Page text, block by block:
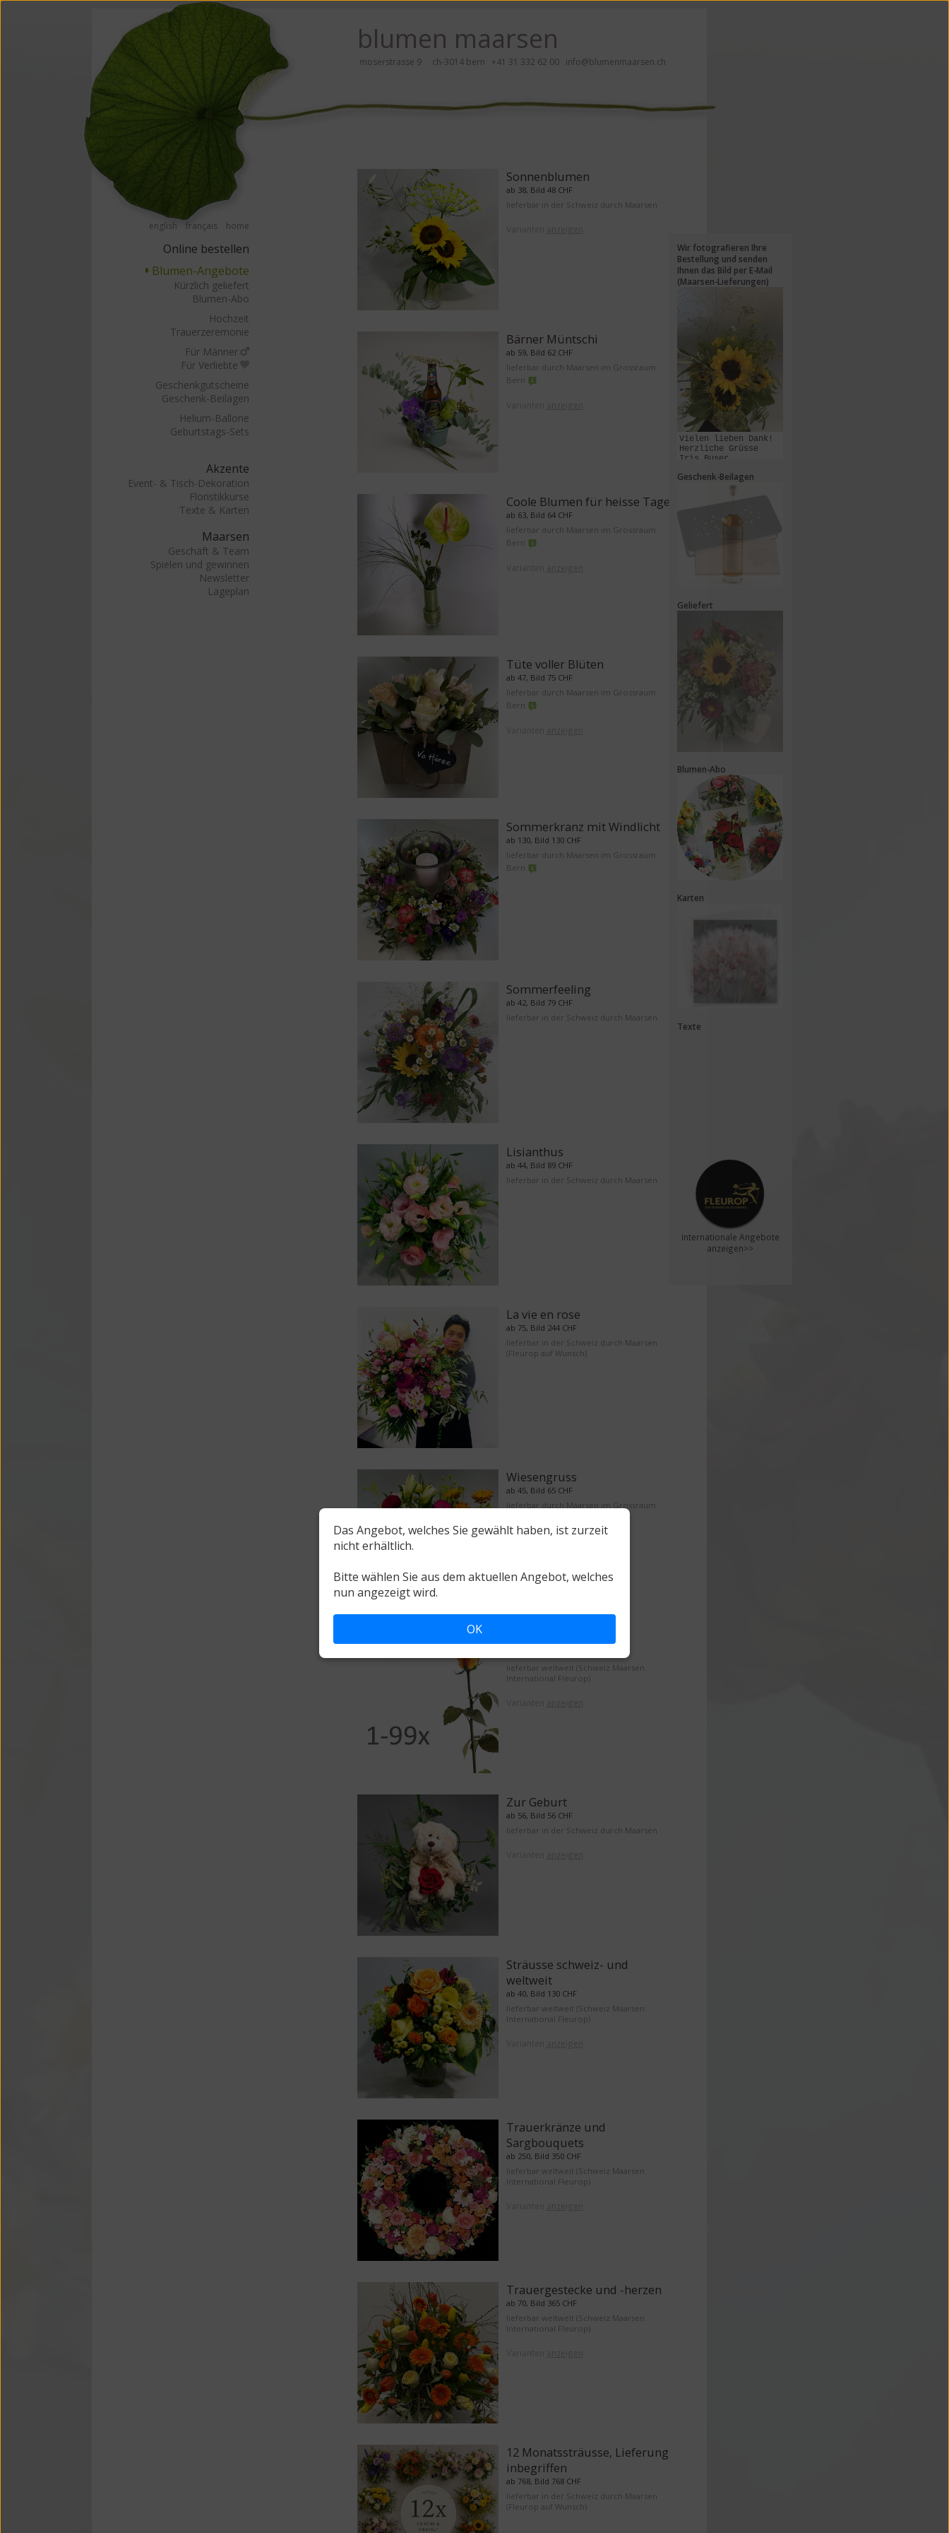
Barrierefrei Blumen bestellen mit Screenreader oder Brailliezeile, bitte hier klicken!
english français home
Online bestellen
▘ Blumen-Angebote
Kürzlich geliefert
Blumen-Abo
Hochzeit
Trauerzeremonie
Für Männer
Für Verliebte
Geschenkgutscheine
Geschenk-Beilagen
Helium-Ballone
Geburtstags-Sets
Akzente
Event- & Tisch-Dekoration
Floristikkurse
Texte & Karten
Maarsen
Geschäft & Team
Spielen und gewinnen
Newsletter
Lageplan
blumen maarsen
moserstrasse 9 ch-3014 bern +41 31 332 62 00 info@blumenmaarsen.ch
Sonnenblumen
ab 38, Bild 48 CHF
lieferbar in der Schweiz durch Maarsen
Bärner Müntschi
ab 59, Bild 62 CHF
lieferbar durch Maarsen im Grossraum
Bern
Coole Blumen für heisse Tage
ab 63, Bild 64 CHF
lieferbar durch Maarsen im Grossraum
Bern
Tüte voller Blüten
ab 47, Bild 75 CHF
lieferbar durch Maarsen im Grossraum
Bern
Sommerkranz mit Windlicht
ab 130, Bild 130 CHF
lieferbar durch Maarsen im Grossraum
Bern
Sommerfeeling
ab 42, Bild 79 CHF
lieferbar in der Schweiz durch Maarsen
Lisianthus
ab 44, Bild 89 CHF
lieferbar in der Schweiz durch Maarsen
La vie en rose
ab 75, Bild 244 CHF
lieferbar in der Schweiz durch Maarsen
(Fleurop auf Wunsch)
Wiesengruss
ab 45, Bild 65 CHF
lieferbar durch Maarsen im Grossraum
lieferbar weltweit (Schweiz Maarsen.
International Fleurop)
Zur Geburt
ab 56, Bild 56 CHF
lieferbar in der Schweiz durch Maarsen
Sträusse schweiz- und
weltweit
ab 40, Bild 130 CHF
lieferbar weltweit (Schweiz Maarsen.
International Fleurop)
Trauerkränze und
Sargbouquets
ab 250, Bild 350 CHF
lieferbar weltweit (Schweiz Maarsen.
International Fleurop)
Trauergestecke und -herzen
ab 70, Bild 365 CHF
lieferbar weltweit (Schweiz Maarsen.
International Fleurop)
12 Monatssträusse, Lieferung
inbegriffen
ab 768, Bild 768 CHF
lieferbar in der Schweiz durch Maarsen
(Fleurop auf Wunsch)
Wir fotografieren Ihre
Bestellung und senden
Ihnen das Bild per E-Mail
(Maarsen-Lieferungen)
Vielen lieben Dank!
Herzliche Grüsse
Iris Buser
Geschenk-Beilagen
Geliefert
Blumen-Abo
Karten
Texte
internationale Angebote
anzeigen>>
Das Angebot, welches Sie gewählt haben, ist zurzeit
nicht erhältlich.
Bitte wählen Sie aus dem aktuellen Angebot, welches
nun angezeigt wird.
OK